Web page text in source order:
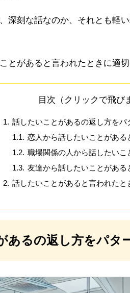
深刻な話なのか、それとも軽
とがあると言われたときに適
目次（クリックで飛び
話したいことがあるの返し方をパ
恋人から話したいことがある
職場関係の人から話したい
友達から話したいことがある
話したいことがあると言われたと
あるの返し方をパタ